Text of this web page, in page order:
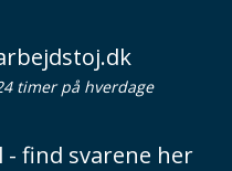
timer på hverdage
find svarene her